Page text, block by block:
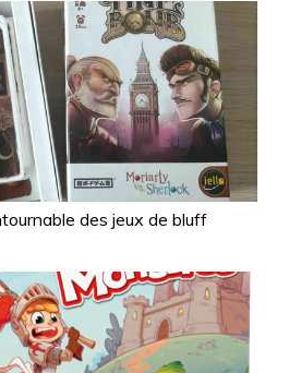
des jeux de bluff